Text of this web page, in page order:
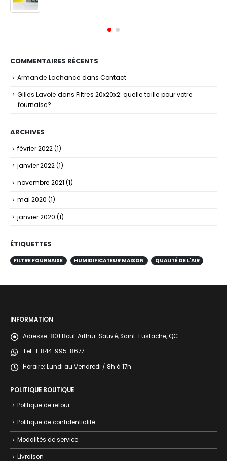
COMMENTAIRES RÉCENTS
Armande Lachance dans Contact
Gilles Lavoie dans Filtres 20x20x2: quelle taille pour votre
fournaise?
ARCHIVES
février 2022(1)
janvier 2022(1)
novembre 2021 (1)
mai 2020 (1)
janvier 2020 (1)
ÉTIQUETTES
FILTRE FOURNAISE HUMIDIFICATEUR MAISON QUALITÉ DE L'AIR
INFORMATION
Adresse: 801 Boul. Arthur-Sauvé, Saint-Eustache, QC
Tel.: 1-844-995-8677
Horaire: Lundi au Vendredi / 8h à 17h
POLITIQUE BOUTIQUE
Politique de retour
Politique de confidentialité
Modalités de service
Livraison